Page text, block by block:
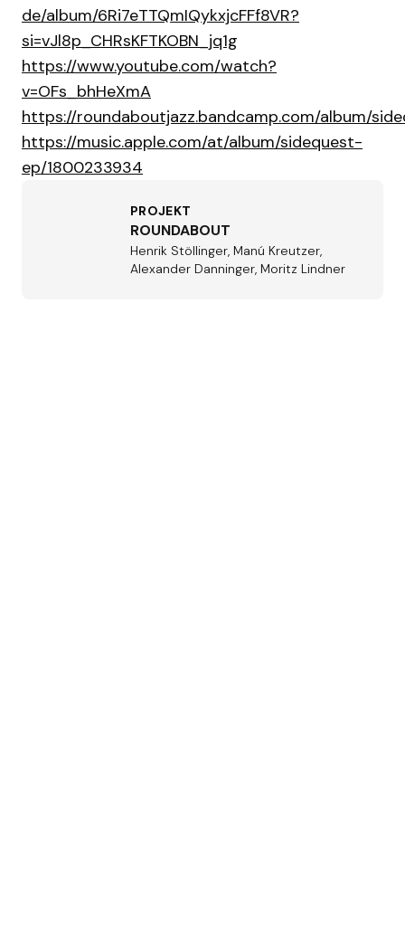
de/album/6Ri7eTTQmIQykxjcFFf8VR?
si=vJl8p_CHRsKFTKOBN_jq1g
https://www.youtube.com/watch?
v=OFs_bhHeXmA
https://roundaboutjazz.bandcamp.com/album/
https://music.apple.com/at/album/sidequest-
ep/1800233934
PROJEKT
ROUNDABOUT
Henrik Stöllinger, Manú Kreutzer,
Alexander Danninger, Moritz Lindner